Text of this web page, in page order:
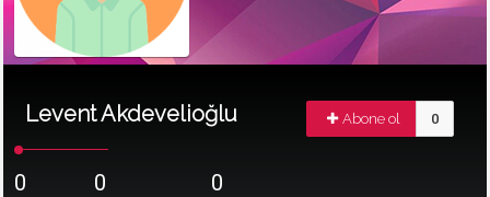
Levent Akdevelioğlu Abone ol 0
0 0 0